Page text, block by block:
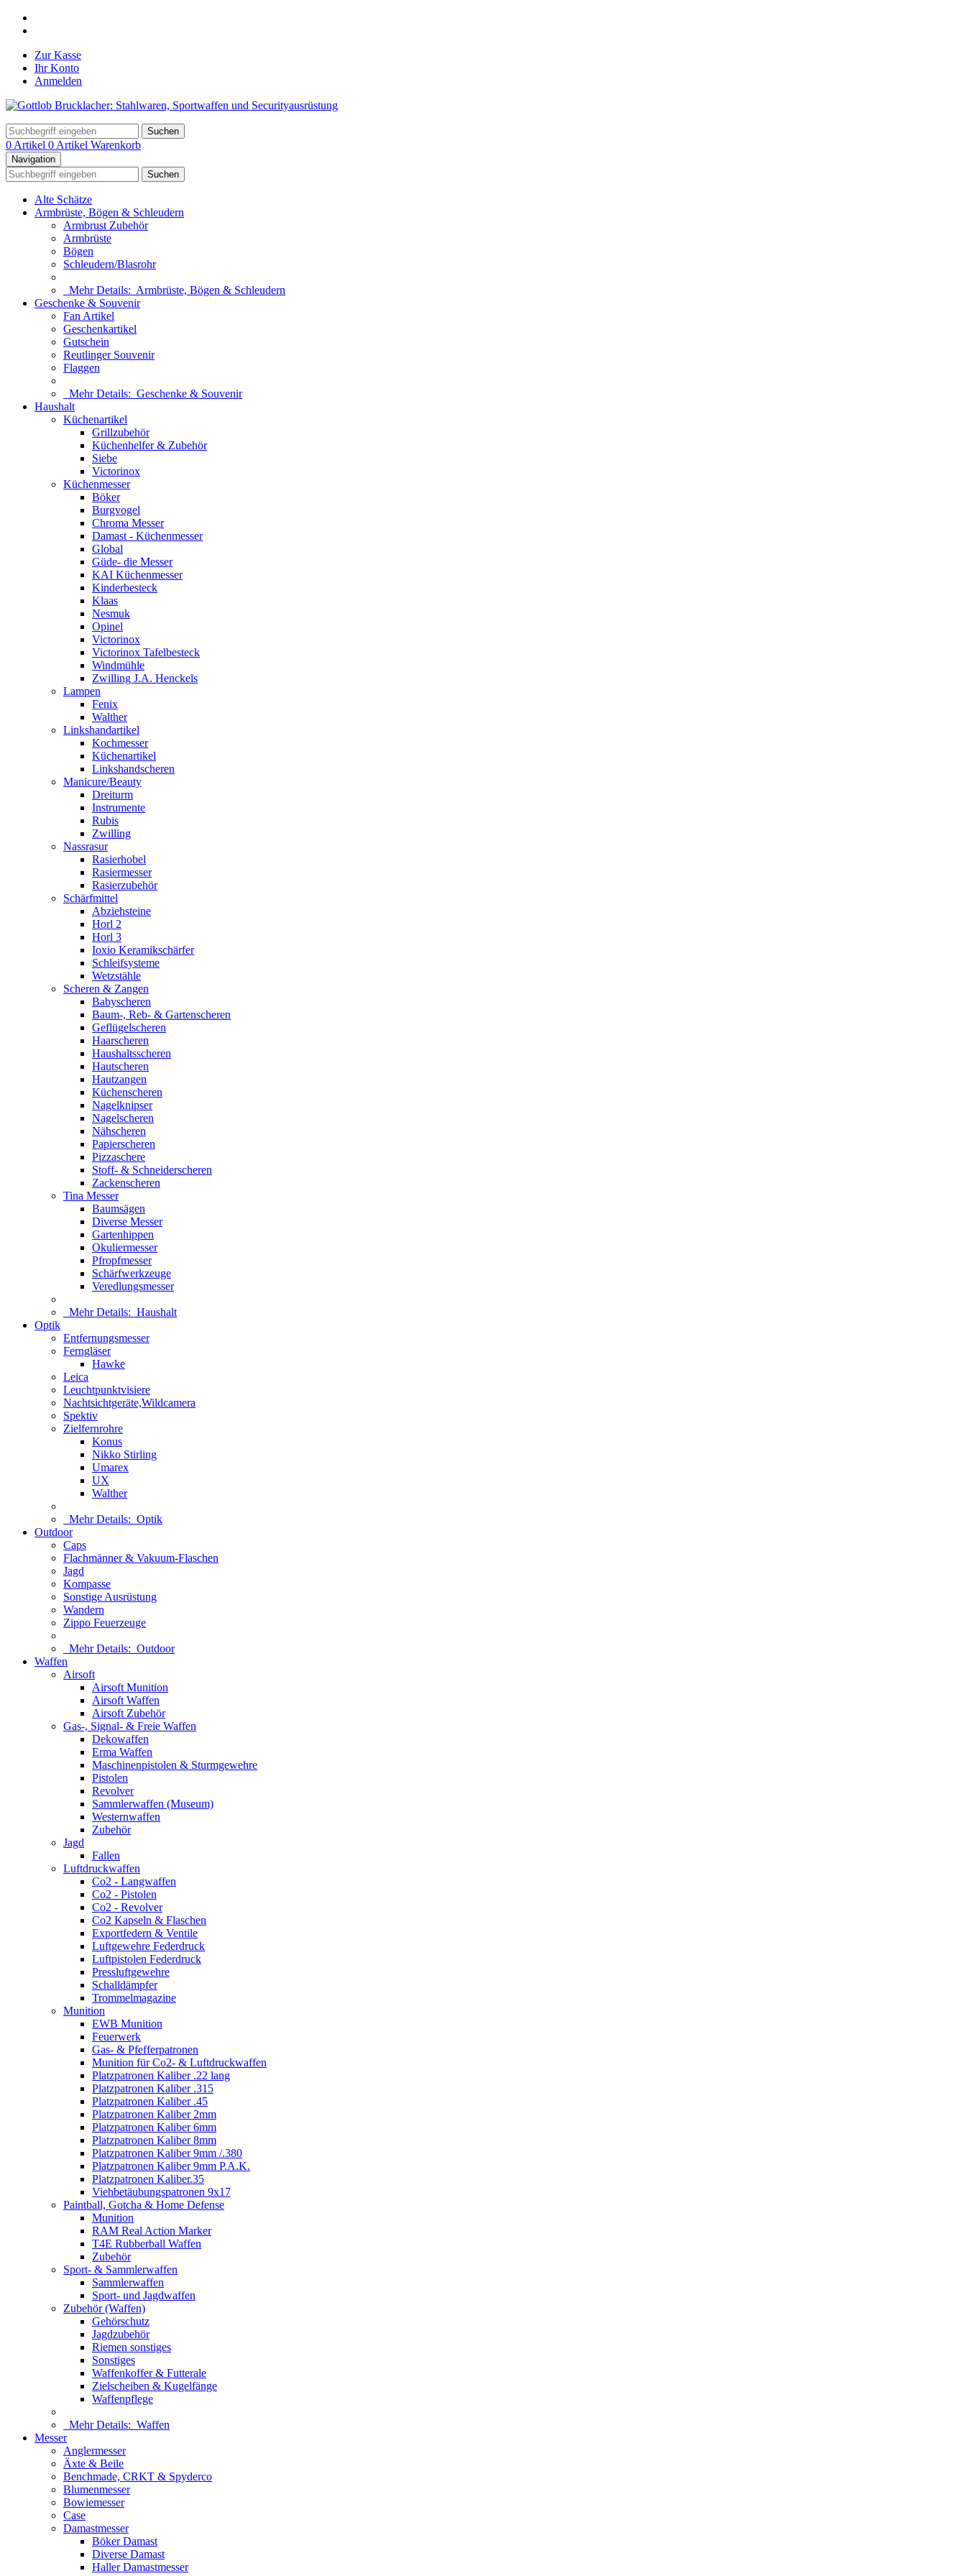
Zur Kasse
Ihr Konto
Anmelden
Suchen
0 Artikel 0 Artikel Warenkorb
Navigation
Suchen
Alte Schätze
Armbrüste, Bögen & Schleudern
Armbrust Zubehör
Armbrüste
Bögen
Schleudern/Blasrohr
Mehr Details: Armbrüste, Bögen & Schleudern
Geschenke & Souvenir
Fan Artikel
Geschenkartikel
Gutschein
Reutlinger Souvenir
Flaggen
Mehr Details: Geschenke & Souvenir
Haushalt
Küchenartikel
Grillzubehör
Küchenhelfer & Zubehör
Siebe
Victorinox
Küchenmesser
Böker
Burgvogel
Chroma Messer
Damast - Küchenmesser
Global
Güde- die Messer
KAI Küchenmesser
Kinderbesteck
Klaas
Nesmuk
Opinel
Victorinox
Victorinox Tafelbesteck
Windmühle
Zwilling J.A. Henckels
Lampen
Fenix
Walther
Linkshandartikel
Kochmesser
Küchenartikel
Linkshandscheren
Manicure/Beauty
Dreiturm
Instrumente
Rubis
Zwilling
Nassrasur
Rasierhobel
Rasiermesser
Rasierzubehör
Schärfmittel
Abziehsteine
Horl 2
Horl 3
Ioxio Keramikschärfer
Schleifsysteme
Wetzstähle
Scheren & Zangen
Babyscheren
Baum-, Reb- & Gartenscheren
Geflügelscheren
Haarscheren
Haushaltsscheren
Hautscheren
Hautzangen
Küchenscheren
Nagelknipser
Nagelscheren
Nähscheren
Papierscheren
Pizzaschere
Stoff- & Schneiderscheren
Zackenscheren
Tina Messer
Baumsägen
Diverse Messer
Gartenhippen
Okuliermesser
Pfropfmesser
Schärfwerkzeuge
Veredlungsmesser
Mehr Details: Haushalt
Optik
Entfernungsmesser
Ferngläser
Hawke
Leica
Leuchtpunktvisiere
Nachtsichtgeräte,Wildcamera
Spektiv
Zielfernrohre
Konus
Nikko Stirling
Umarex
UX
Walther
Mehr Details: Optik
Outdoor
Caps
Flachmänner & Vakuum-Flaschen
Jagd
Kompasse
Sonstige Ausrüstung
Wandern
Zippo Feuerzeuge
Mehr Details: Outdoor
Waffen
Airsoft
Airsoft Munition
Airsoft Waffen
Airsoft Zubehör
Gas-, Signal- & Freie Waffen
Dekowaffen
Erma Waffen
Maschinenpistolen & Sturmgewehre
Pistolen
Revolver
Sammlerwaffen (Museum)
Westernwaffen
Zubehör
Jagd
Fallen
Luftdruckwaffen
Co2 - Langwaffen
Co2 - Pistolen
Co2 - Revolver
Co2 Kapseln & Flaschen
Exportfedern & Ventile
Luftgewehre Federdruck
Luftpistolen Federdruck
Pressluftgewehre
Schalldämpfer
Trommelmagazine
Munition
EWB Munition
Feuerwerk
Gas- & Pfefferpatronen
Munition für Co2- & Luftdruckwaffen
Platzpatronen Kaliber .22 lang
Platzpatronen Kaliber .315
Platzpatronen Kaliber .45
Platzpatronen Kaliber 2mm
Platzpatronen Kaliber 6mm
Platzpatronen Kaliber 8mm
Platzpatronen Kaliber 9mm /.380
Platzpatronen Kaliber 9mm P.A.K.
Platzpatronen Kaliber.35
Viehbetäubungspatronen 9x17
Paintball, Gotcha & Home Defense
Munition
RAM Real Action Marker
T4E Rubberball Waffen
Zubehör
Sport- & Sammlerwaffen
Sammlerwaffen
Sport- und Jagdwaffen
Zubehör (Waffen)
Gehörschutz
Jagdzubehör
Riemen sonstiges
Sonstiges
Waffenkoffer & Futterale
Zielscheiben & Kugelfänge
Waffenpflege
Mehr Details: Waffen
Messer
Anglermesser
Äxte & Beile
Benchmade, CRKT & Spyderco
Blumenmesser
Bowiemesser
Case
Damastmesser
Böker Damast
Diverse Damast
Haller Damastmesser